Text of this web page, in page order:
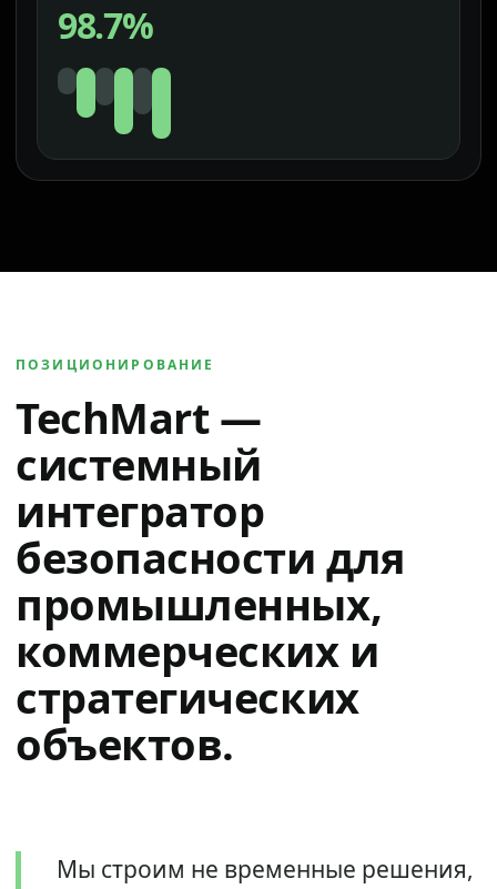
98.7%
ПОЗИЦИОНИРОВАНИЕ
TechMart —
системный
интегратор
безопасности для
промышленных,
коммерческих и
стратегических
объектов.
Мы строим не временные решения,